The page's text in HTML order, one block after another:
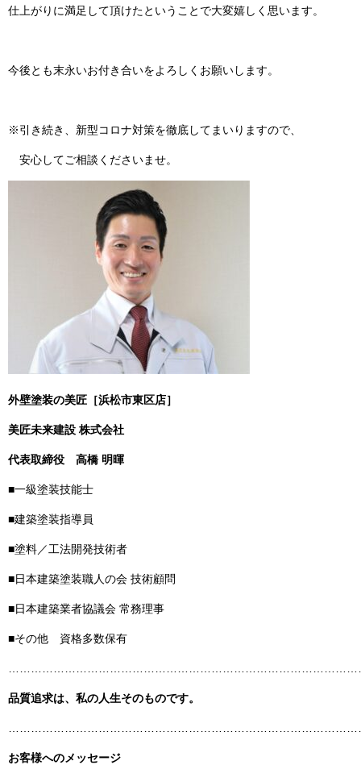
仕上がりに満足して頂けたということで大変嬉しく思います。
今後とも末永いお付き合いをよろしくお願いします。
※引き続き、新型コロナ対策を徹底してまいりますので、
安心してご相談くださいませ。
外壁塗装の美匠［浜松市東区店］
美匠未来建設 株式会社
代表取締役 高橋 明暉
■一級塗装技能士
■建築塗装指導員
■塗料／工法開発技術者
■日本建築塗装職人の会 技術顧問
■日本建築業者協議会 常務理事
■その他 資格多数保有
品質追求は、私の人生そのものです。
お客様へのメッセージ